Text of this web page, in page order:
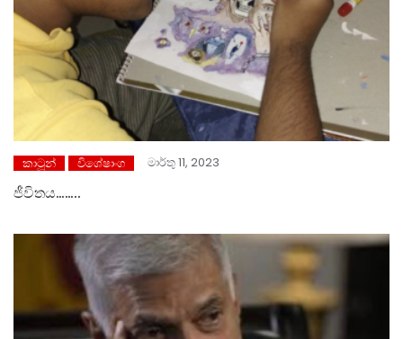
කාටූන් විශේෂාංග මාර්තු 11, 2023
ජීවිතය……..